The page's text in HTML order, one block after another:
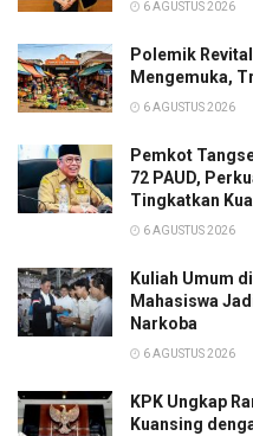
6 AGUSTUS 2026
Polemik
Mengemuka,
6 AGUSTUS 2026
Pemkot
72 PAUD,
Tingkatkan
6 AGUSTUS 2026
Kuliah Umum
Mahasiswa
Narkoba
6 AGUSTUS 2026
KPK Ungkap
Kuansing